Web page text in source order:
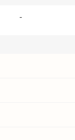
-